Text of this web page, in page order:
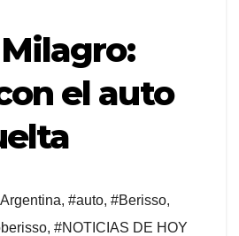
el auto
, #auto, #Berisso,
, #NOTICIAS DE HOY